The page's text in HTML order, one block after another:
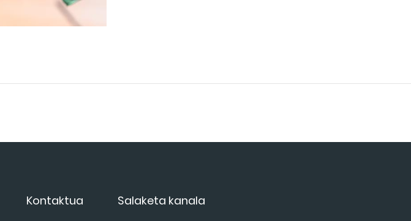
Kontaktua Salaketa kanala